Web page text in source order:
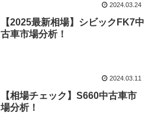
2024.03.24
【2025最新相場】シビックFK7中
古車市場分析！
2024.03.11
【相場チェック】S660中古車市
場分析！